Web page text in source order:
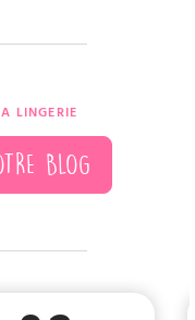
LINGERIE
BLOG